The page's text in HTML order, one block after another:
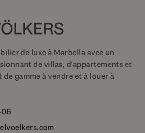
de luxe à Marbella avec un
de villas, d'appartements et
gamme à vendre et à louer à